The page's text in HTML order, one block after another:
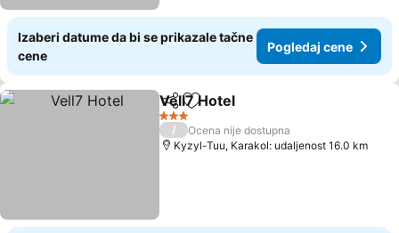
Izaberi datume da bi se prikazale tačne
cene
Pogledaj cene
Deli Dodati u favorite
Vell7 Hotel
3 Zvezdice
/
Ocena nije dostupna
Kyzyl-Tuu, Karakol: udaljenost 16.0 km